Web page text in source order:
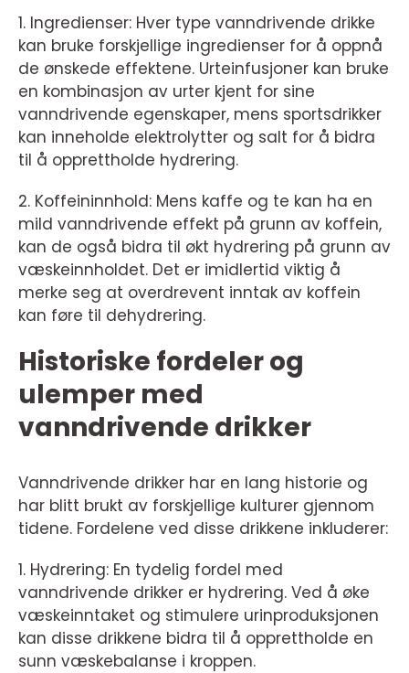
1. Ingredienser: Hver type vanndrivende drikke
kan bruke forskjellige ingredienser for å oppnå
de ønskede effektene. Urteinfusjoner kan bruke
en kombinasjon av urter kjent for sine
vanndrivende egenskaper, mens sportsdrikker
kan inneholde elektrolytter og salt for å bidra
til å opprettholde hydrering.
2. Koffeininnhold: Mens kaffe og te kan ha en
mild vanndrivende effekt på grunn av koffein,
kan de også bidra til økt hydrering på grunn av
væskeinnholdet. Det er imidlertid viktig å
merke seg at overdrevent inntak av koffein
kan føre til dehydrering.
Historiske fordeler og
ulemper med
vanndrivende drikker
Vanndrivende drikker har en lang historie og
har blitt brukt av forskjellige kulturer gjennom
tidene. Fordelene ved disse drikkene inkluderer:
1. Hydrering: En tydelig fordel med
vanndrivende drikker er hydrering. Ved å øke
væskeinntaket og stimulere urinproduksjonen
kan disse drikkene bidra til å opprettholde en
sunn væskebalanse i kroppen.